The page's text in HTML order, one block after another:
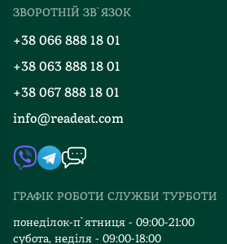
Добірки
Блог
Події
Книгарні
Контакти
Автори
Видавництва
Відгуки та оцінка RDT
ЗВОРОТНІЙ ЗВ`ЯЗОК
+38 066 888 18 01
+38 063 888 18 01
+38 067 888 18 01
info@readeat.com
ГРАФІК РОБОТИ СЛУЖБИ ТУРБОТИ
понеділок-п`ятниця - 09:00-21:00
субота, неділя - 09:00-18:00